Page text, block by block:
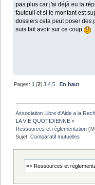
pas plus car j'ai déjà eu la
fauteuil et si le montant est
dossiers cela peut poser des
suis fait avoir sur ce coup
Pages: 1 [2]3 4 5
En haut
Association Libre d'Aide a la
LA VIE QUOTIDIENNE »
Ressources et règlementation
Sujet:Comparatif mutuelles